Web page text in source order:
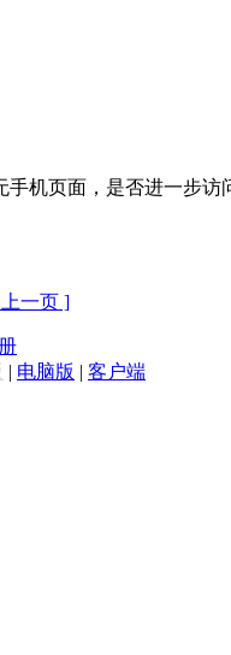
手机页面，是否进一步访
一页 ]
| 电脑版 | 客户端